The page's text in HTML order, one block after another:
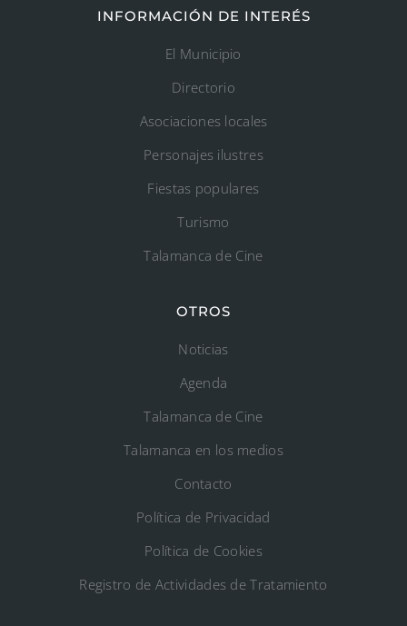
INFORMACIÓN DE INTERÉS
El Municipio
Directorio
Asociaciones locales
Personajes ilustres
Fiestas populares
Turismo
Talamanca de Cine
OTROS
Noticias
Agenda
Talamanca de Cine
Talamanca en los medios
Contacto
Política de Privacidad
Política de Cookies
Registro de Actividades de Tratamiento